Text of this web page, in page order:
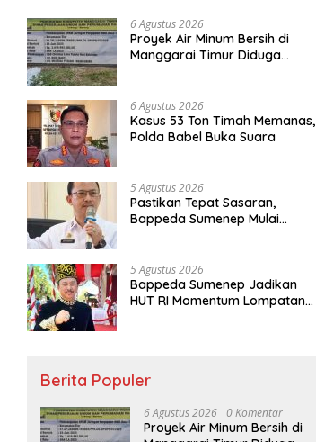
Saudi
6 Agustus 2026
Proyek Air Minum Bersih di
Manggarai Timur Diduga
6 Agustus 2026
Kasus 53 Ton Timah Memanas,
Polda Babel Buka Suara
5 Agustus 2026
Pastikan Tepat Sasaran,
Bappeda Sumenep Mulai
5 Agustus 2026
Bappeda Sumenep Jadikan
HUT RI Momentum Lompatan
Berita Populer
6 Agustus 2026 0 Komentar
Proyek Air Minum Bersih di